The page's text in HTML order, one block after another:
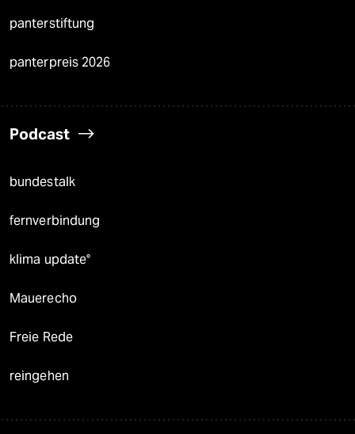
panterstiftung
panterpreis 2026
Podcast
bundestalk
fernverbindung
klima update°
Mauerecho
Freie Rede
reingehen